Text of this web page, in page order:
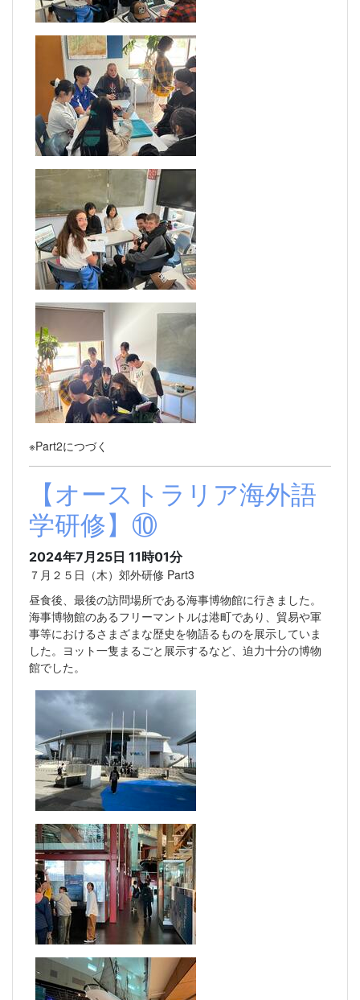
※Part2につづく
【オーストラリア海外語
学研修】⑩
2024年7月25日 11時01分
７月２５日（木）郊外研修 Part3
昼食後、最後の訪問場所である海事博物館に行きました。
海事博物館のあるフリーマントルは港町であり、貿易や軍
事等におけるさまざまな歴史を物語るものを展示していま
した。ヨット一隻まるごと展示するなど、迫力十分の博物
館でした。